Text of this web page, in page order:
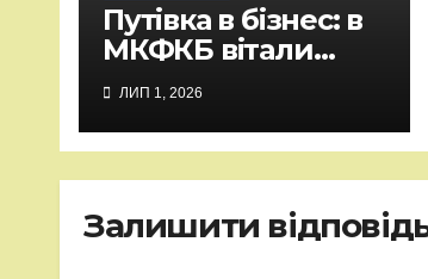
Путівка в бізнес: в
МКФКБ вітали
випускників-2026
ЛИП 1, 2026
Залишити